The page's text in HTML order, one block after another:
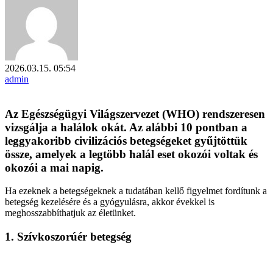
2026.03.15. 05:54
admin
Az Egészségügyi Világszervezet (WHO) rendszeresen
vizsgálja a halálok okát. Az alábbi 10 pontban a
leggyakoribb civilizációs betegségeket gyűjtöttük
össze, amelyek a legtöbb halál eset okozói voltak és
okozói a mai napig.
Ha ezeknek a betegségeknek a tudatában kellő figyelmet fordítunk a
betegség kezelésére és a gyógyulásra, akkor évekkel is
meghosszabbíthatjuk az életünket.
1. Szívkoszorúér betegség